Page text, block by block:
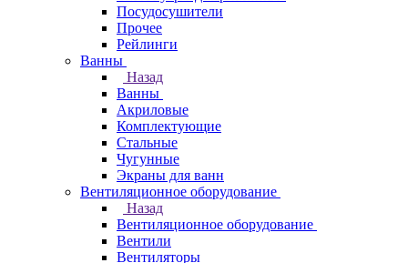
Посудосушители
Прочее
Рейлинги
Ванны
Назад
Ванны
Акриловые
Комплектующие
Стальные
Чугунные
Экраны для ванн
Вентиляционное оборудование
Назад
Вентиляционное оборудование
Вентили
Вентиляторы